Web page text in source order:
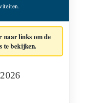
naar links om de
te bekijken.